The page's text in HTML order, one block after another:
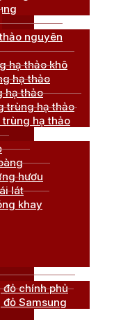
nguyên
hạ thảo khô
hạ thảo
hạ thảo
trùng hạ thảo
hạ thảo
hươu
lát
khay
chính phủ
Samsung